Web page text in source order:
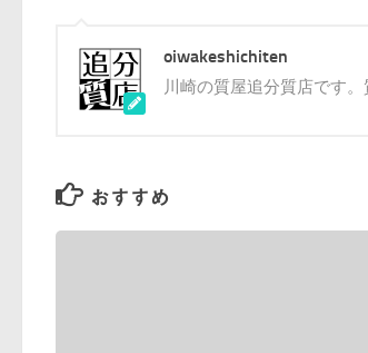
oiwakeshichiten
川崎の質屋追分質店です
おすすめ